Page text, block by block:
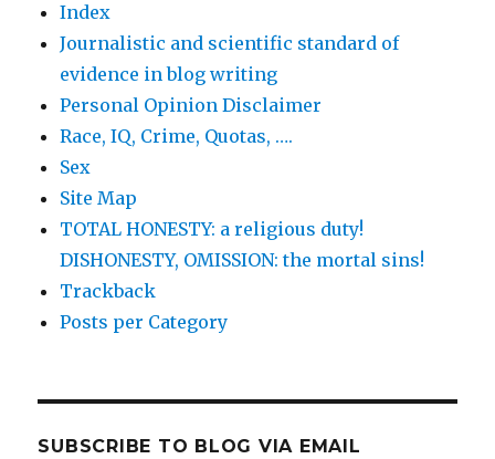
Index
Journalistic and scientific standard of
evidence in blog writing
Personal Opinion Disclaimer
Race, IQ, Crime, Quotas, ….
Sex
Site Map
TOTAL HONESTY: a religious duty!
DISHONESTY, OMISSION: the mortal sins!
Trackback
Posts per Category
SUBSCRIBE TO BLOG VIA EMAIL